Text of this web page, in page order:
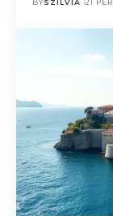
BYSZILVIA 21